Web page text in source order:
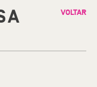
VOLTAR